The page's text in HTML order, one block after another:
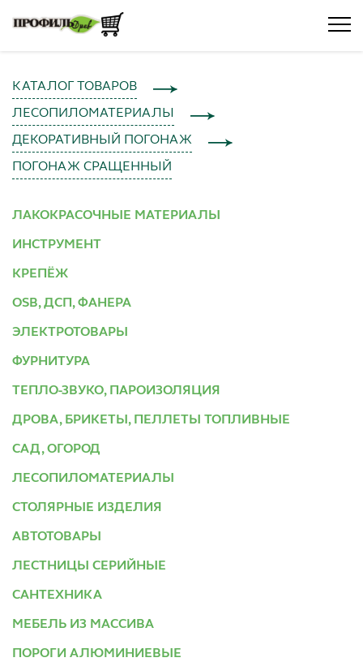
КАТАЛОГ ТОВАРОВ
ЛЕСОПИЛОМАТЕРИАЛЫ
ДЕКОРАТИВНЫЙ ПОГОНАЖ
ПОГОНАЖ СРАЩЕННЫЙ
ЛАКОКРАСОЧНЫЕ МАТЕРИАЛЫ
ИНСТРУМЕНТ
КРЕПЁЖ
OSB, ДСП, ФАНЕРА
ЭЛЕКТРОТОВАРЫ
ФУРНИТУРА
ТЕПЛО-ЗВУКО, ПАРОИЗОЛЯЦИЯ
ДРОВА, БРИКЕТЫ, ПЕЛЛЕТЫ ТОПЛИВНЫЕ
САД, ОГОРОД
ЛЕСОПИЛОМАТЕРИАЛЫ
СТОЛЯРНЫЕ ИЗДЕЛИЯ
АВТОТОВАРЫ
ЛЕСТНИЦЫ СЕРИЙНЫЕ
САНТЕХНИКА
МЕБЕЛЬ ИЗ МАССИВА
ПОРОГИ АЛЮМИНИЕВЫЕ